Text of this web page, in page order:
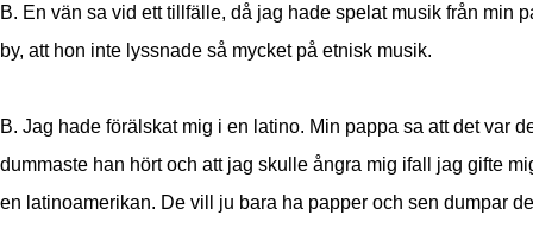
B. En vän sa vid ett tillfälle, då jag hade spelat musik från min
by, att hon inte lyssnade så mycket på etnisk musik.
B. Jag hade förälskat mig i en latino. Min pappa sa att det var
dummaste han hört och att jag skulle ångra mig ifall jag gifte
en latinoamerikan. De vill ju bara ha papper och sen dumpar